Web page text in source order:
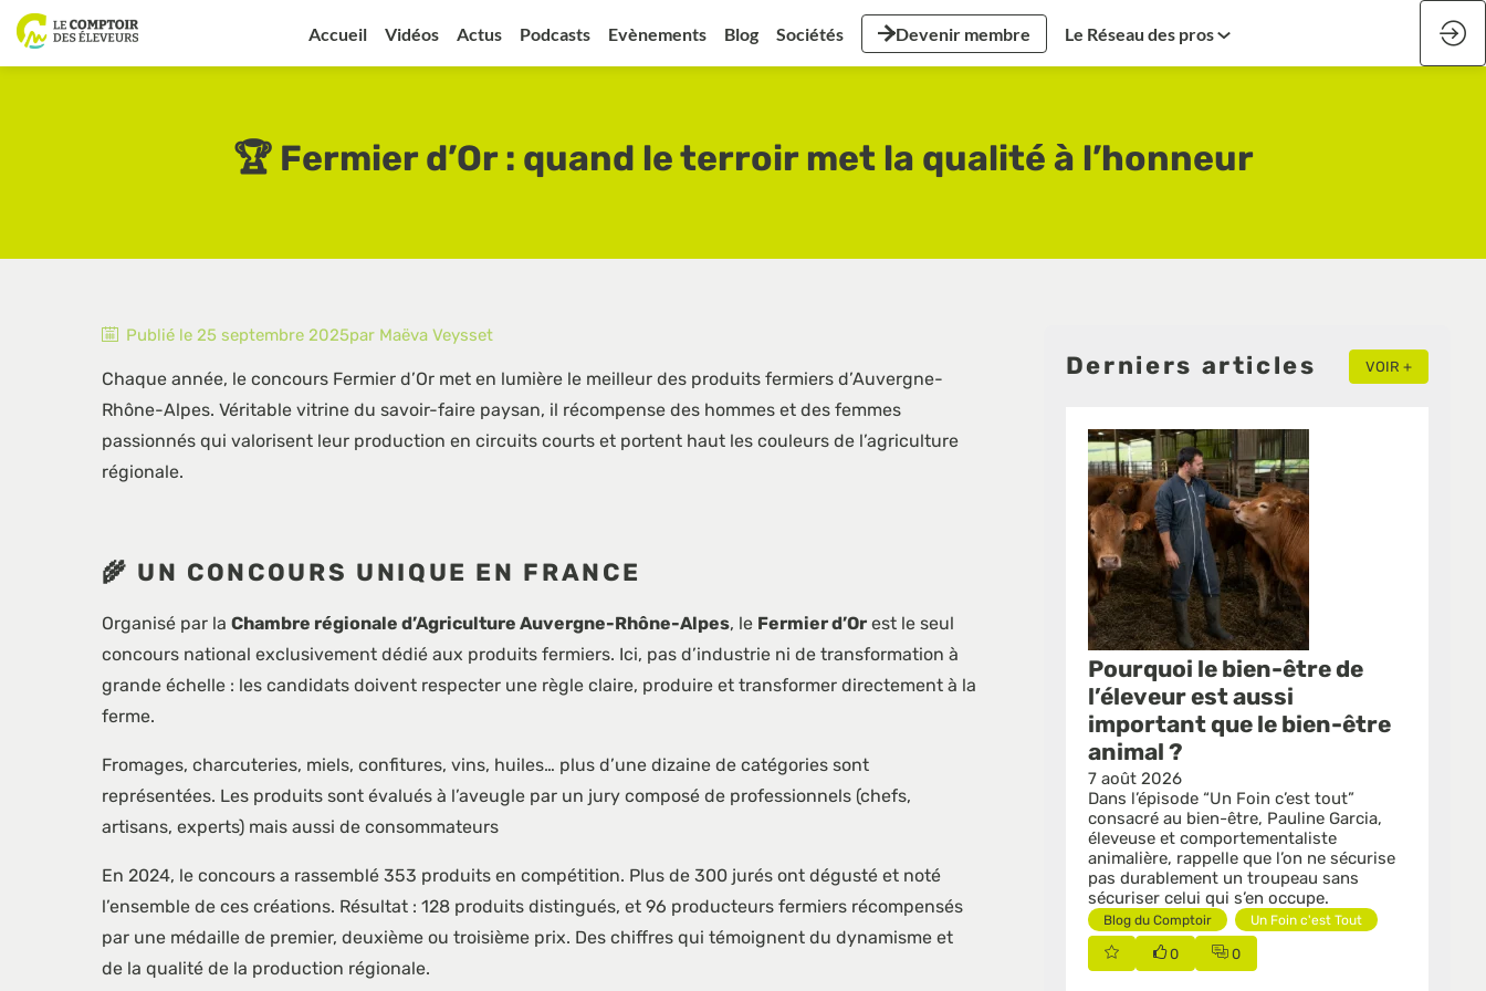
Accueil Vidéos Actus Podcasts Evènements Blog Sociétés Devenir membre Le Réseau des pros
🏆 Fermier d’Or : quand le terroir met la qualité à l’honneur
Publié le 25 septembre 2025par Maëva Veysset
Chaque année, le concours Fermier d’Or met en lumière le meilleur des produits fermiers d’Auvergne-
Rhône-Alpes. Véritable vitrine du savoir-faire paysan, il récompense des hommes et des femmes
passionnés qui valorisent leur production en circuits courts et portent haut les couleurs de l’agriculture
régionale.
🌾 UN CONCOURS UNIQUE EN FRANCE
Organisé par la Chambre régionale d’Agriculture Auvergne-Rhône-Alpes, le Fermier d’Or est le seul
concours national exclusivement dédié aux produits fermiers. Ici, pas d’industrie ni de transformation à
grande échelle : les candidats doivent respecter une règle claire, produire et transformer directement à la
ferme.
Fromages, charcuteries, miels, confitures, vins, huiles… plus d’une dizaine de catégories sont
représentées. Les produits sont évalués à l’aveugle par un jury composé de professionnels (chefs,
artisans, experts) mais aussi de consommateurs
En 2024, le concours a rassemblé 353 produits en compétition. Plus de 300 jurés ont dégusté et noté
l’ensemble de ces créations. Résultat : 128 produits distingués, et 96 producteurs fermiers récompensés
par une médaille de premier, deuxième ou troisième prix. Des chiffres qui témoignent du dynamisme et
de la qualité de la production régionale.
Derniers articles VOIR +
Pourquoi le bien-être de
l’éleveur est aussi
important que le bien-être
animal ?
7 août 2026
Dans l’épisode “Un Foin c’est tout”
consacré au bien-être, Pauline Garcia,
éleveuse et comportementaliste
animalière, rappelle que l’on ne sécurise
pas durablement un troupeau sans
Blog du Comptoir Un Foin c'est Tout
0 0